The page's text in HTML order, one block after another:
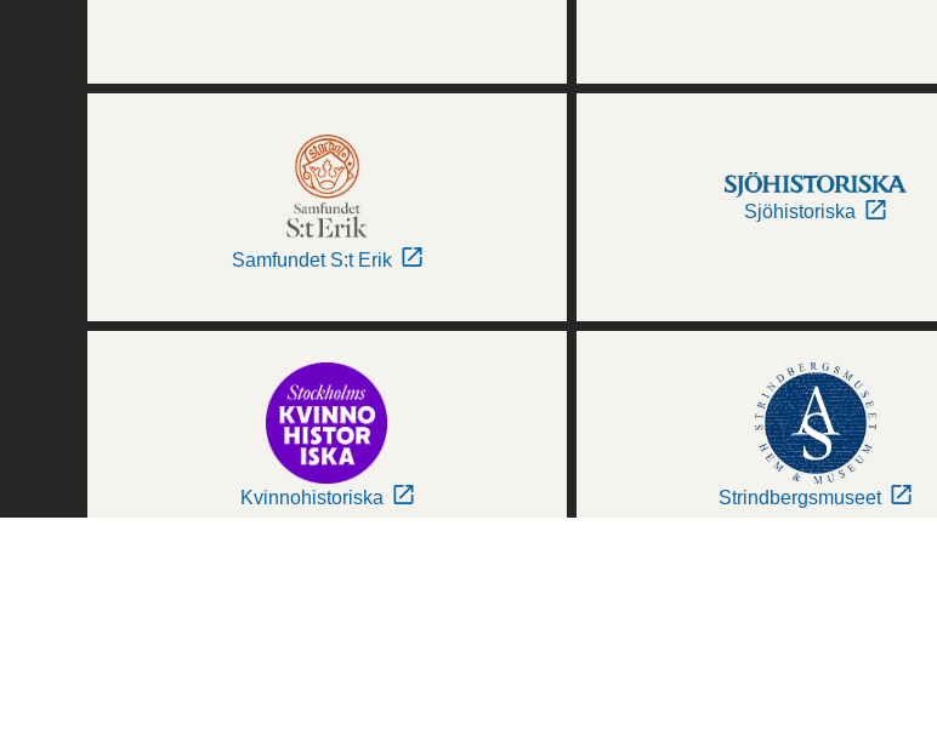
Samfundet S:t Erik
Sjöhistoriska
Kvinnohistoriska Strindbergsmuseet